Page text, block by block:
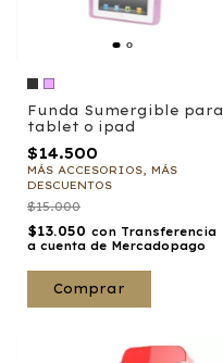
Funda Sumergible para
tablet o ipad
$14.500
MÁS ACCESORIOS, MÁS
DESCUENTOS
$15.000
$13.050 con Transferencia
a cuenta de Mercadopago
Comprar